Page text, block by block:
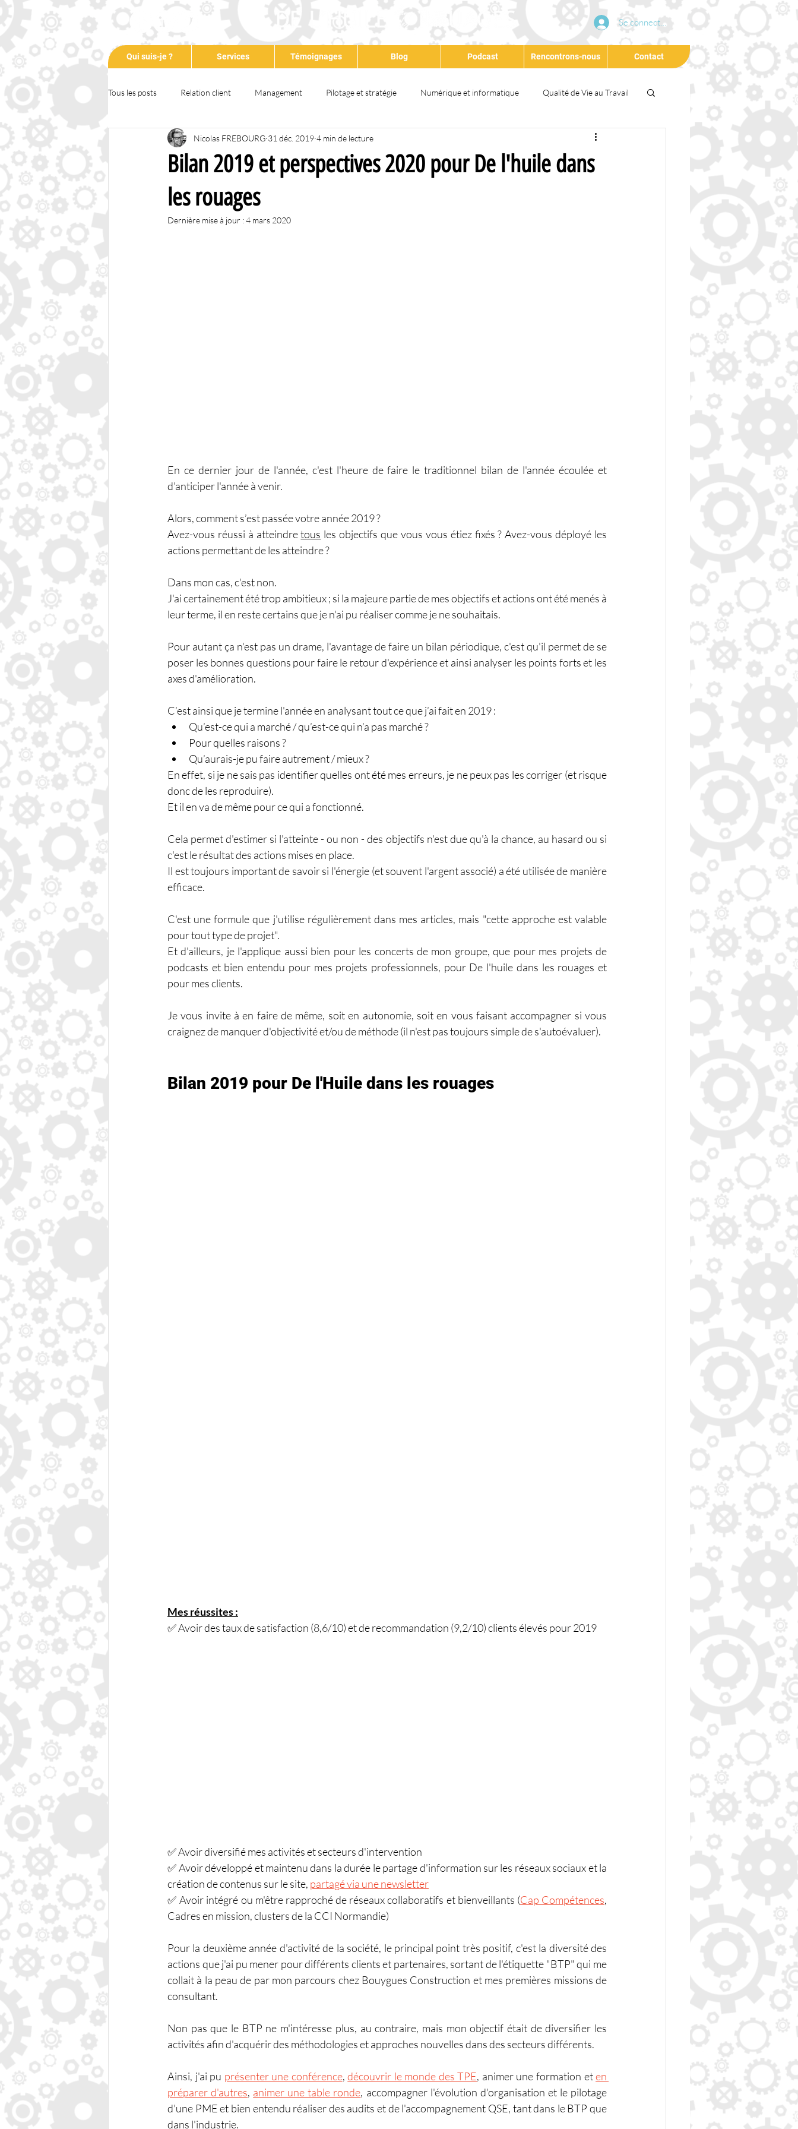
Se connecter
Qui suis-je ? Services Témoignages Blog Podcast Rencontrons-nous Contact
Tous les posts Relation client Management Pilotage et stratégie Numérique et informatique Qualité de Vie au Travail
Communication Entrepreneuriat Qualité Environnement
Formation
Bilan 2019 et perspectives 2020 pour De l'huile dans
les rouages
Nicolas FREBOURG 31 déc. 2019 4 min de lecture
Dernière mise à jour :4 mars 2020
En ce dernier jour de l'année, c'est l'heure de faire le traditionnel bilan de l'année écoulée et
d'anticiper l'année à venir.
Alors, comment s’est passée votre année 2019 ?
Avez-vous réussi à atteindre tous les objectifs que vous vous étiez fixés ? Avez-vous déployé les
actions permettant de les atteindre ?
Dans mon cas, c'est non.
J'ai certainement été trop ambitieux ; si la majeure partie de mes objectifs et actions ont été menés à
leur terme, il en reste certains que je n'ai pu réaliser comme je ne souhaitais.
Pour autant ça n'est pas un drame, l'avantage de faire un bilan périodique, c'est qu'il permet de se
poser les bonnes questions pour faire le retour d'expérience et ainsi analyser les points forts et les
axes d'amélioration.
C’est ainsi que je termine l'année en analysant tout ce que j’ai fait en 2019 :
Qu’est-ce qui a marché / qu’est-ce qui n’a pas marché ?
Pour quelles raisons ?
Qu’aurais-je pu faire autrement / mieux ?
En effet, si je ne sais pas identifier quelles ont été mes erreurs, je ne peux pas les corriger (et risque
donc de les reproduire).
Et il en va de même pour ce qui a fonctionné.
Cela permet d'estimer si l'atteinte - ou non - des objectifs n'est due qu'à la chance, au hasard ou si
c'est le résultat des actions mises en place.
Il est toujours important de savoir si l'énergie (et souvent l'argent associé) a été utilisée de manière
efficace.
C'est une formule que j'utilise régulièrement dans mes articles, mais "cette approche est valable
pour tout type de projet".
Et d'ailleurs, je l'applique aussi bien pour les concerts de mon groupe, que pour mes projets de
podcasts et bien entendu pour mes projets professionnels, pour De l'huile dans les rouages et
pour mes clients.
Je vous invite à en faire de même, soit en autonomie, soit en vous faisant accompagner si vous
craignez de manquer d'objectivité et/ou de méthode (il n'est pas toujours simple de s'autoévaluer).
Bilan 2019 pour De l'Huile dans les rouages
Mes réussites :
✅ Avoir des taux de satisfaction (8,6/10) et de recommandation (9,2/10) clients élevés pour 2019
✅ Avoir diversifié mes activités et secteurs d'intervention
✅ Avoir développé et maintenu dans la durée le partage d'information sur les réseaux sociaux et la
création de contenus sur le site, partagé via une newsletter
✅ Avoir intégré ou m'être rapproché de réseaux collaboratifs et bienveillants (Cap Compétences,
Cadres en mission, clusters de la CCI Normandie)
Pour la deuxième année d'activité de la société, le principal point très positif, c'est la diversité des
actions que j'ai pu mener pour différents clients et partenaires, sortant de l'étiquette "BTP" qui me
collait à la peau de par mon parcours chez Bouygues Construction et mes premières missions de
consultant.
Non pas que le BTP ne m'intéresse plus, au contraire, mais mon objectif était de diversifier les
activités afin d'acquérir des méthodologies et approches nouvelles dans des secteurs différents.
Ainsi, j'ai pu présenter une conférence, découvrir le monde des TPE, animer une formation et en
préparer d'autres, animer une table ronde, accompagner l'évolution d'organisation et le pilotage
d'une PME et bien entendu réaliser des audits et de l'accompagnement QSE, tant dans le BTP que
dans l'industrie.